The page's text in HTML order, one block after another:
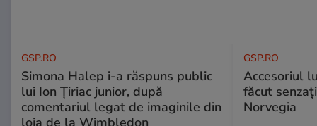
GSP.RO
Simona Halep i-a răspuns public
lui Ion Țiriac junior, după
comentariul legat de imaginile din
loja de la Wimbledon
GSP.RO
Accesoriul
făcut
Norvegia